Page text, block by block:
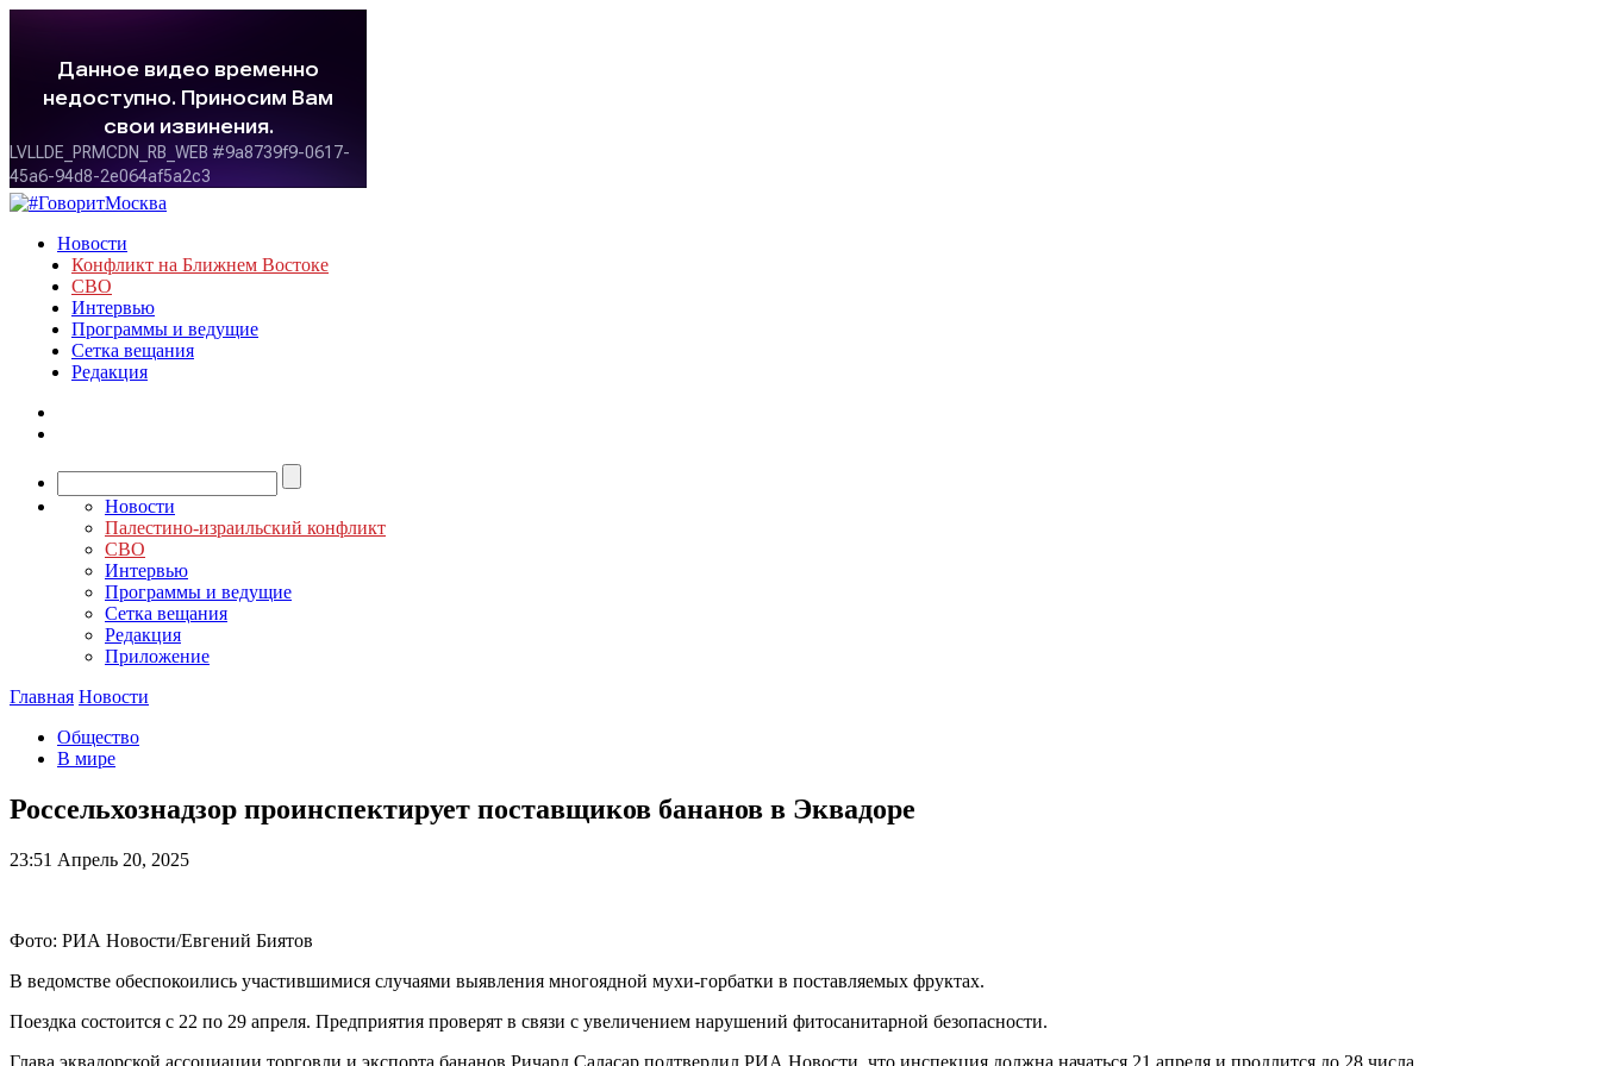
Новости
Конфликт на Ближнем Востоке
СВО
Интервью
Программы и ведущие
Сетка вещания
Редакция
Новости
Палестино-израильский конфликт
СВО
Интервью
Программы и ведущие
Сетка вещания
Редакция
Приложение
Главная Новости
Общество
В мире
Россельхознадзор проинспектирует поставщиков бананов в Эквадоре
23:51 Апрель 20, 2025
Фото: РИА Новости/Евгений Биятов
В ведомстве обеспокоились участившимися случаями выявления многоядной мухи-горбатки в поставляемых фруктах.
Поездка состоится с 22 по 29 апреля. Предприятия проверят в связи с увеличением нарушений фитосанитарной безопасности.
Глава эквадорской ассоциации торговли и экспорта бананов Ричард Саласар подтвердил РИА Новости, что инспекция должна начаться 21 апреля и продлится до 28 числа.